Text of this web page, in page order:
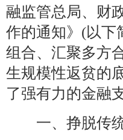
融监管总局、财
作的通知》(以下
组合、汇聚多方
生规模性返贫的
了强有力的金融
一、挣脱传统